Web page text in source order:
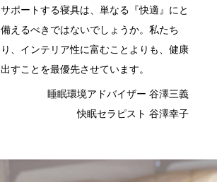
ポートする寝具は、単なる『快適』にと
えるべきではないでしょうか。私たち
、インテリア性に富むことよりも、健康
すことを最優先させています。
睡眠環境アドバイザー 谷澤三義
快眠セラピスト 谷澤幸子